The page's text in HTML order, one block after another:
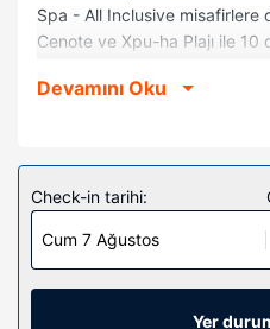
Spa - All Inclusive misafirlere
Cenote ve Xpu-ha Plajı ile
yeri Akumal Plajı ile 8,6 km
Misafirler için 934 odada özel
televizyonlar vardır.
Misafirlerimizin iyi vakit
kanalları vardır. Özel banyo,
lüks banyo/kozmetik ürünleri.
Devamını Oku
Check-in tarihi:
Cum 7 Ağustos
Yer